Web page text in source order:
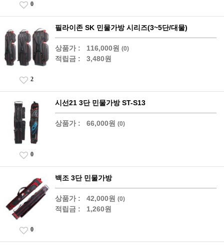
0
필라이존 SK 민물가방 시리즈(3~5단/대물)
상품가 : 116,000원 (0)
적립금 : 3,480원
2
시선21 3단 민물가방 ST-S13
상품가 : 66,000원 (0)
0
백조 3단 민물가방
상품가 : 42,000원 (0)
적립금 : 1,260원
0